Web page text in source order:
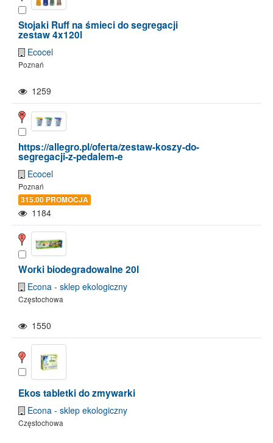
Stojaki Ruff na śmieci do segregacji
zestaw 4x120l
Ecocel
Poznań
1259
https://allegro.pl/oferta/zestaw-koszy-do-
segregacji-z-pedalem-e
Ecocel
Poznań
315.00 PROMOCJA
1184
Worki biodegradowalne 20l
Econa - sklep ekologiczny
Częstochowa
1550
Ekos tabletki do zmywarki
Econa - sklep ekologiczny
Częstochowa